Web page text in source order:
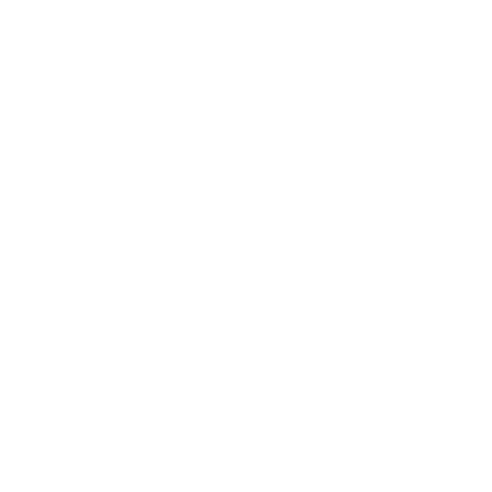
untuk kebutuhan Anda. Silakan hubungi kami untuk info